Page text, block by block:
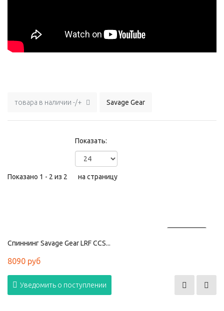
товара в наличии -/+ Savage Gear
Показано 1 - 2 из 2
Показать:
на страницу
Спиннинг Savage Gear LRF CCS...
8090 руб
Уведомить о поступлении